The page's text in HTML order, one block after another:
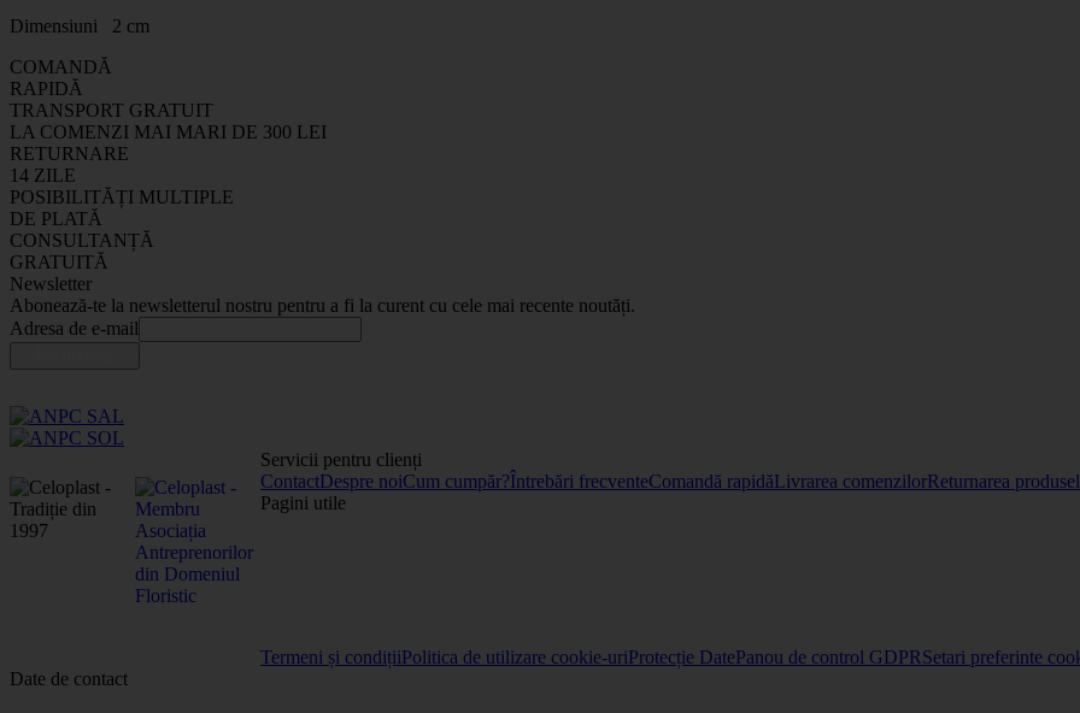
Dimensiuni 2 cm
COMANDĂ
RAPIDĂ
TRANSPORT GRATUIT
LA COMENZI MAI MARI DE 300 LEI
RETURNARE
14 ZILE
POSIBILITĂȚI MULTIPLE
DE PLATĂ
CONSULTANȚĂ
GRATUITĂ
Newsletter
Abonează-te la newsletterul nostru pentru a fi la curent cu cele mai recente noutăți.
Adresa de e-mail
Servicii pentru clienți
ContactDespre noiCum cumpăr?Întrebări frecventeComandă rapidăLivrarea comenzilorReturnarea
Pagini utile
Termeni și condițiiPolitica de utilizare cookie-uriProtecție DatePanou de control GDPRSetari preferinte
Date de contact